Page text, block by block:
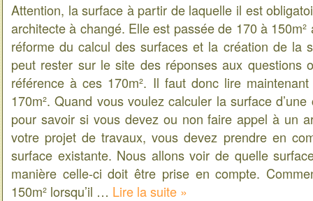
Attention, la surface à partir de laquelle il est
architecte à changé. Elle est passée de 170 à 150m²
réforme du calcul des surfaces et la création de la
peut rester sur le site des réponses aux questions
référence à ces 170m². Il faut donc lire
170m². Quand vous voulez calculer la surface
pour savoir si vous devez ou non faire appel à un
votre projet de travaux, vous devez prendre en
surface existante. Nous allons voir de quelle
manière celle-ci doit être prise en compte.
150m² lorsqu’il … Lire la suite »